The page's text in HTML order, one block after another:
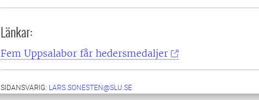
Länkar:
Fem Uppsalabor får hedersmedaljer
SIDANSVARIG: LARS.SONESTEN@SLU.SE